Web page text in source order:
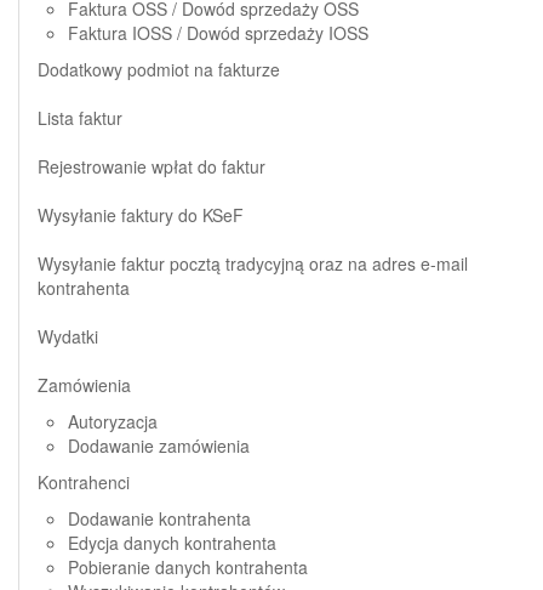
Faktura OSS / Dowód sprzedaży OSS
Faktura IOSS / Dowód sprzedaży IOSS
Dodatkowy podmiot na fakturze
Lista faktur
Rejestrowanie wpłat do faktur
Wysyłanie faktury do KSeF
Wysyłanie faktur pocztą tradycyjną oraz na adres e-mail
kontrahenta
Wydatki
Zamówienia
Autoryzacja
Dodawanie zamówienia
Kontrahenci
Dodawanie kontrahenta
Edycja danych kontrahenta
Pobieranie danych kontrahenta